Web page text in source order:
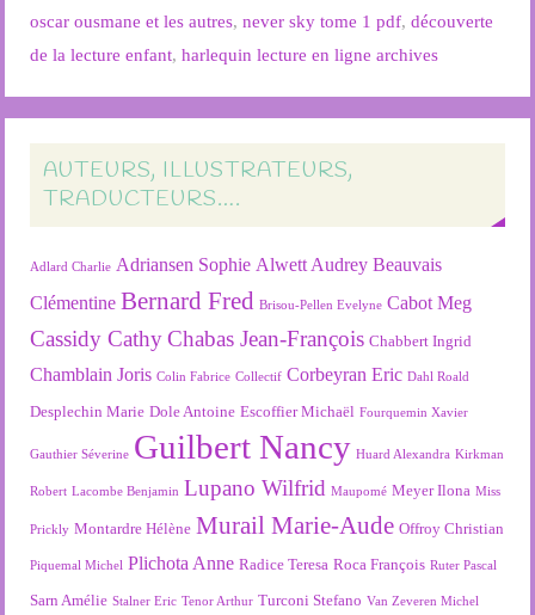
oscar ousmane et les autres,never sky tome 1 pdf,découverte
de la lecture enfant,harlequin lecture en ligne archives
AUTEURS, ILLUSTRATEURS,
TRADUCTEURS….
Adlard Charlie Adriansen Sophie Alwett Audrey Beauvais
Clémentine Bernard Fred Brisou-Pellen Evelyne Cabot Meg
Cassidy Cathy Chabas Jean-François Chabbert Ingrid
Chamblain Joris Colin Fabrice Collectif Corbeyran Eric Dahl Roald
Desplechin Marie Dole Antoine Escoffier Michaël Fourquemin Xavier
Gauthier Séverine Guilbert Nancy Huard Alexandra Kirkman
Robert Lacombe Benjamin Lupano Wilfrid Maupomé Meyer Ilona Miss
Prickly Montardre Hélène Murail Marie-Aude Offroy Christian
Piquemal Michel Plichota Anne Radice Teresa Roca François Ruter Pascal
Sarn Amélie Stalner Eric Tenor Arthur Turconi Stefano Van Zeveren Michel